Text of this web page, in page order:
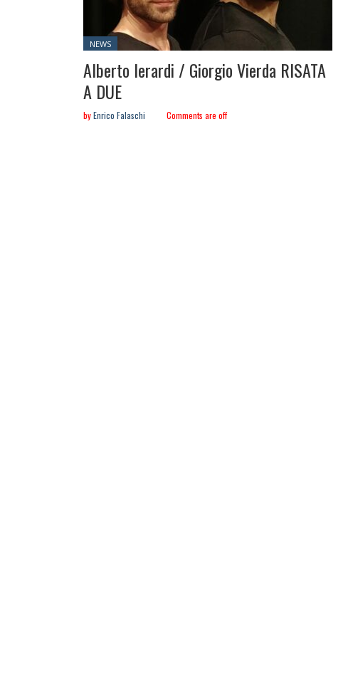
Posted
NEWS
Alberto Ierardi / Giorgio Vierda RISATA
A DUE
byEnrico Falaschi Comments are off